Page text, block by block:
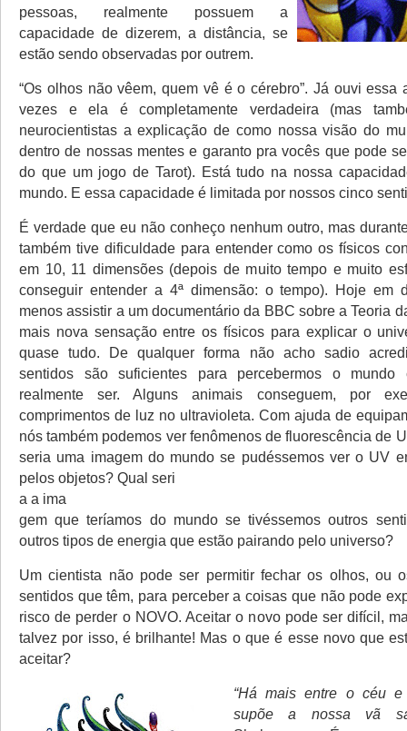
pessoas, realmente possuem a
capacidade de dizerem, a distância, se
estão sendo observadas por outrem.
“Os olhos não vêem, quem vê é o cérebro”. Já ouvi essa
vezes e ela é completamente verdadeira (mas
neurocientistas a explicação de como nossa visão do
dentro de nossas mentes e garanto pra vocês que pode
do que um jogo de Tarot). Está tudo na nossa
mundo. E essa capacidade é limitada por nossos cinco
É verdade que eu não conheço nenhum outro, mas
também tive dificuldade para entender como os físicos
em 10, 11 dimensões (depois de muito tempo e muito
conseguir entender a 4ª dimensão: o tempo). Hoje em
menos assistir a um documentário da BBC sobre a Teoria
mais nova sensação entre os físicos para explicar o
quase tudo. De qualquer forma não acho sadio
sentidos são suficientes para percebermos o
realmente ser. Alguns animais conseguem, por
comprimentos de luz no ultravioleta. Com ajuda de
nós também podemos ver fenômenos de fluorescência de
seria uma imagem do mundo se pudéssemos ver o UV
pelos objetos? Qual seri
a a ima
gem que teríamos do mundo se tivéssemos outros
outros tipos de energia que estão pairando pelo universo?
Um cientista não pode ser permitir fechar os olhos, ou
sentidos que têm, para perceber a coisas que não pode
risco de perder o NOVO. Aceitar o novo pode ser difícil,
talvez por isso, é brilhante! Mas o que é esse novo que
aceitar?
“Há mais entre o céu
supõe a nossa vã